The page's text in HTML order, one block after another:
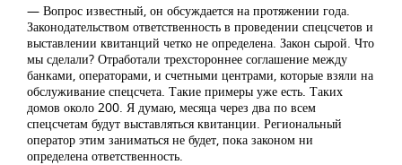
— Вопрос известный, он обсуждается на протяжении года.
Законодательством ответственность в проведении спецсчетов и
выставлении квитанций четко не определена. Закон сырой. Что
мы сделали? Отработали трехстороннее соглашение между
банками, операторами, и счетными центрами, которые взяли на
обслуживание спецсчета. Такие примеры уже есть. Таких
домов около 200. Я думаю, месяца через два по всем
спецсчетам будут выставляться квитанции. Региональный
оператор этим заниматься не будет, пока законом ни
определена ответственность.